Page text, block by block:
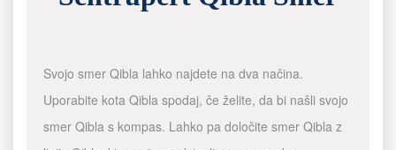
Svojo smer Qibla lahko najdete na dva načina.
Uporabite kota Qibla spodaj, če želite, da bi našli svojo
smer Qibla s kompas. Lahko pa določite smer Qibla z